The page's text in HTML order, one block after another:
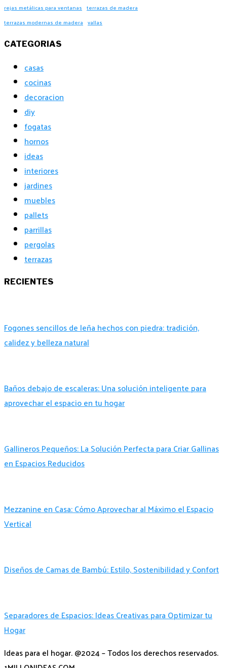
rejas metálicas para ventanas terrazas de madera
terrazas modernas de madera vallas
CATEGORIAS
casas
cocinas
decoracion
diy
fogatas
hornos
ideas
interiores
jardines
muebles
pallets
parrillas
pergolas
terrazas
RECIENTES
Fogones sencillos de leña hechos con piedra: tradición,
calidez y belleza natural
Baños debajo de escaleras: Una solución inteligente para
aprovechar el espacio en tu hogar
Gallineros Pequeños: La Solución Perfecta para Criar Gallinas
en Espacios Reducidos
Mezzanine en Casa: Cómo Aprovechar al Máximo el Espacio
Vertical
Diseños de Camas de Bambú: Estilo, Sostenibilidad y Confort
Separadores de Espacios: Ideas Creativas para Optimizar tu
Hogar
Ideas para el hogar. @2024 – Todos los derechos reservados.